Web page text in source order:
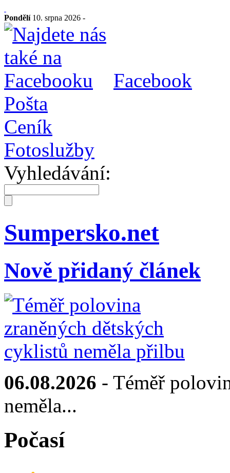
Pondělí10. srpna 2026 -
Facebook
Pošta
Ceník
Fotoslužby
Vyhledávání:
Sumpersko.net
Nově přidaný článek
06.08.2026 - Téměř
neměla...
Počasí